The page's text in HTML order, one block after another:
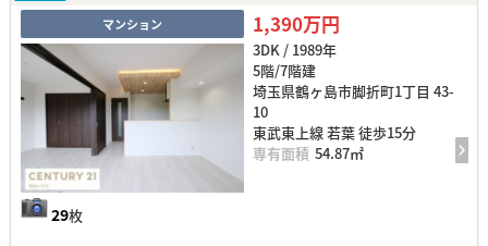
マンション
29枚
1,390万円
3DK / 1989年
5階/7階建
埼玉県鶴ヶ島市脚折町1丁目 43-
10
東武東上線 若葉 徒歩15分
専有面積 54.87㎡